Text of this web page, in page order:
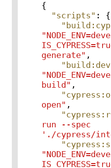
{
"scripts" :
{
generate" ,
build" ,
open" ,
run --spec
'./cypress/